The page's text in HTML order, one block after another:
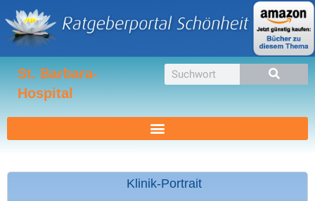
Inhalt
springen
St. Barbara-
Hospital
Suche
Klinik-Portrait